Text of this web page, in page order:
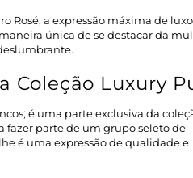
Rosé, a expressão máxima de
única de se destacar da
Coleção Luxury
é uma parte exclusiva da
fazer parte de um grupo seleto de
é uma expressão de qualidade e